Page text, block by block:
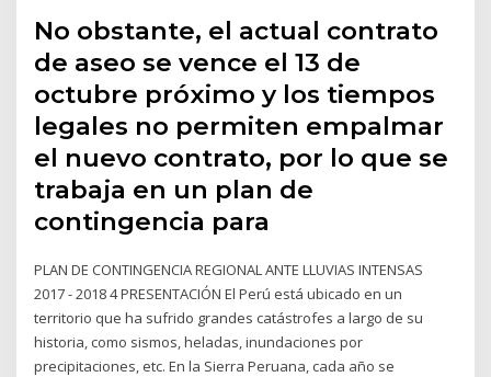
No obstante, el actual contrato
de aseo se vence el 13 de
octubre próximo y los tiempos
legales no permiten empalmar
el nuevo contrato, por lo que se
trabaja en un plan de
contingencia para
PLAN DE CONTINGENCIA REGIONAL ANTE LLUVIAS INTENSAS
2017 - 2018 4 PRESENTACIÓN El Perú está ubicado en un
territorio que ha sufrido grandes catástrofes a largo de su
historia, como sismos, heladas, inundaciones por
precipitaciones, etc. En la Sierra Peruana, cada año se